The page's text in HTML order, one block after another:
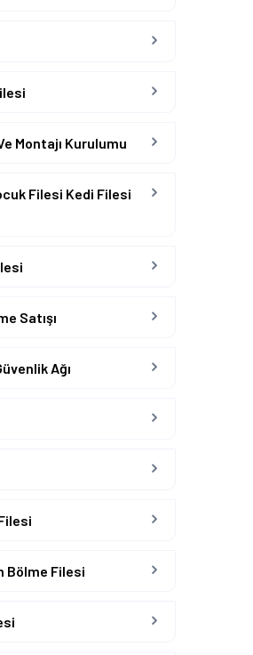
Montajı Kurulumu
Filesi Kedi Filesi
Satışı
Ağı
Bölme Filesi